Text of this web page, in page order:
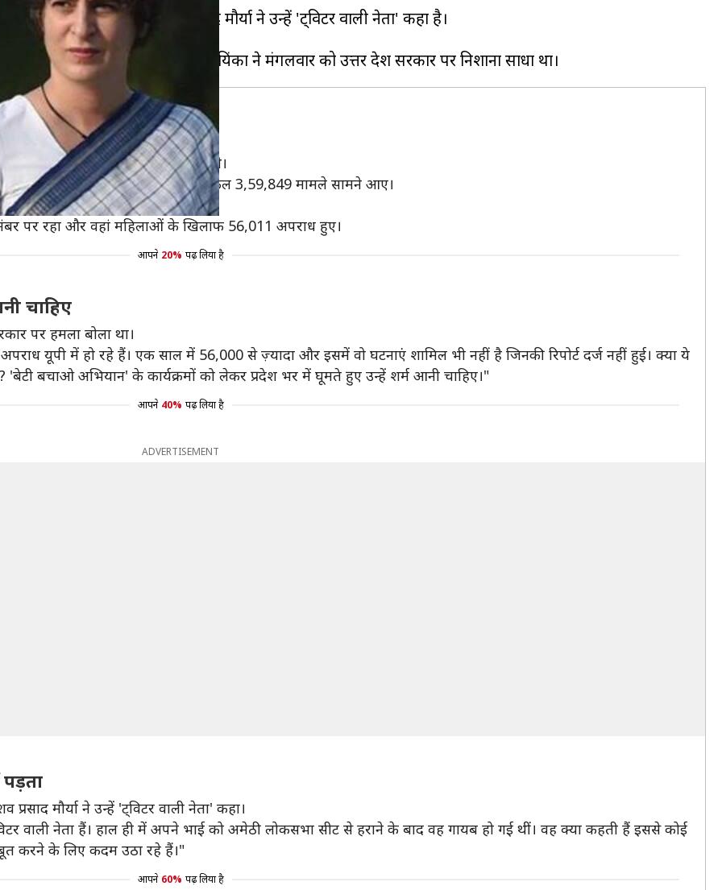
में राज्य के उप मुख्यमंत्री केशव प्रसाद मौर्या ने उन्हें 'ट्विटर वाली नेता' कहा है।
फर्क नहीं पड़ता।
अपराध
2017 के अपराध संबंधी आंकड़े जारी किए थे।
खिलाफ अपराधों में वृद्धि हुई और ऐसे कुल 3,59,849 मामले सामने आए।
पर रहा और वहां महिलाओं के खिलाफ 56,011 अपराध हुए।
आपने 20% पढ़ लिया है
चाहिए
पर हमला बोला था।
यूपी में हो रहे हैं। एक साल में 56,000 से ज़्यादा और इसमें वो घटनाएं शामिल भी नहीं है जिनकी रिपोर्ट दर्ज नहीं हुई। क्या ये
'बेटी बचाओ अभियान' के कार्यक्रमों को लेकर प्रदेश भर में घूमते हुए उन्हें शर्म आनी चाहिए।"
आपने 40% पढ़ लिया है
ADVERTISEMENT
पड़ता
मौर्या ने उन्हें 'ट्विटर वाली नेता' कहा।
वाली नेता हैं। हाल ही में अपने भाई को अमेठी लोकसभा सीट से हराने के बाद वह गायब हो गई थीं। वह क्या कहती हैं इससे कोई
करने के लिए कदम उठा रहे हैं।"
आपने 60% पढ़ लिया है